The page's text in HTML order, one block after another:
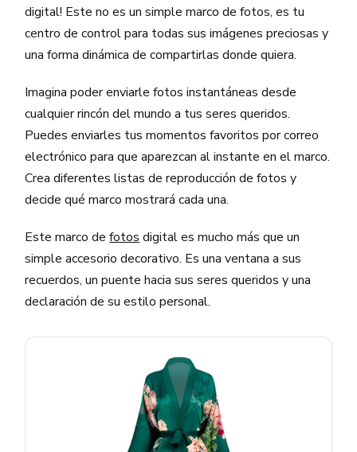
digital! Este no es un simple marco de fotos, es tu
centro de control para todas sus imágenes preciosas y
una forma dinámica de compartirlas donde quiera.
Imagina poder enviarle fotos instantáneas desde
cualquier rincón del mundo a tus seres queridos.
Puedes enviarles tus momentos favoritos por correo
electrónico para que aparezcan al instante en el marco.
Crea diferentes listas de reproducción de fotos y
decide qué marco mostrará cada una.
Este marco defotos digital es mucho más que un
simple accesorio decorativo. Es una ventana a sus
recuerdos, un puente hacia sus seres queridos y una
declaración de su estilo personal.